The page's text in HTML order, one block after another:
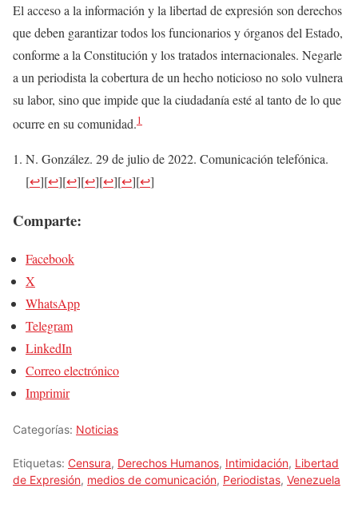
El acceso a la información y la libertad de expresión son derechos
que deben garantizar todos los funcionarios y órganos del Estado,
conforme a la Constitución y los tratados internacionales. Negarle
a un periodista la cobertura de un hecho noticioso no solo vulnera
su labor, sino que impide que la ciudadanía esté al tanto de lo que
ocurre en su comunidad.1
N. González. 29 de julio de 2022. Comunicación telefónica.
[↩][↩][↩][↩][↩][↩][↩]
Comparte:
Facebook
X
WhatsApp
Telegram
LinkedIn
Correo electrónico
Imprimir
Categorías: Noticias
Etiquetas: Censura, Derechos Humanos, Intimidación, Libertad
de Expresión, medios de comunicación, Periodistas, Venezuela